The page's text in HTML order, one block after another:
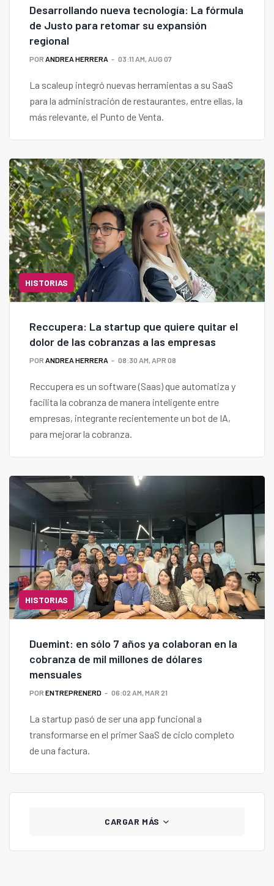
Desarrollando nueva tecnología: La fórmula
de Justo para retomar su expansión
regional
POR ANDREA HERRERA 03:11 AM, AUG 07
La scaleup integró nuevas herramientas a su SaaS
para la administración de restaurantes, entre ellas, la
más relevante, el Punto de Venta.
HISTORIAS
Reccupera: La startup que quiere quitar el
dolor de las cobranzas a las empresas
POR ANDREA HERRERA 08:30 AM, APR 08
Reccupera es un software (Saas) que automatiza y
facilita la cobranza de manera inteligente entre
empresas, integrante recientemente un bot de IA,
para mejorar la cobranza.
HISTORIAS
Duemint: en sólo 7 años ya colaboran en la
cobranza de mil millones de dólares
mensuales
POR ENTREPRENERD 06:02 AM, MAR 21
La startup pasó de ser una app funcional a
transformarse en el primer SaaS de ciclo completo
de una factura.
CARGAR MÁS